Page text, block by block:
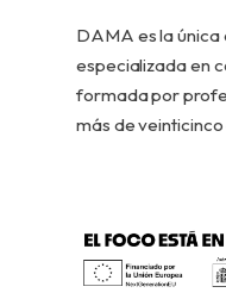
DAMA es la
especializada en
formada por
más de veinticinco